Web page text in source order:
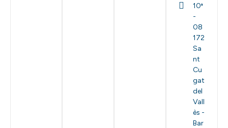
10ª
-
08
172
Sa
nt
Cu
gat
del
Vall
ès -
Bar